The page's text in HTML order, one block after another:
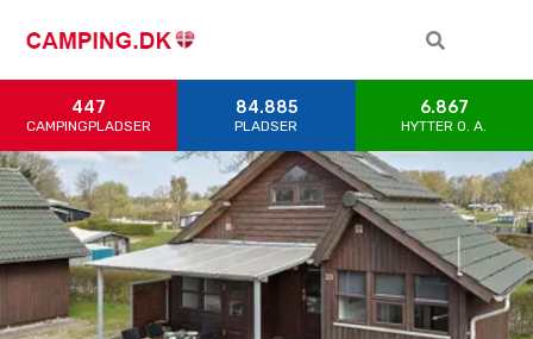
447
CAMPINGPLADSER
84.885
PLADSER
6.867
HYTTER 0. A.